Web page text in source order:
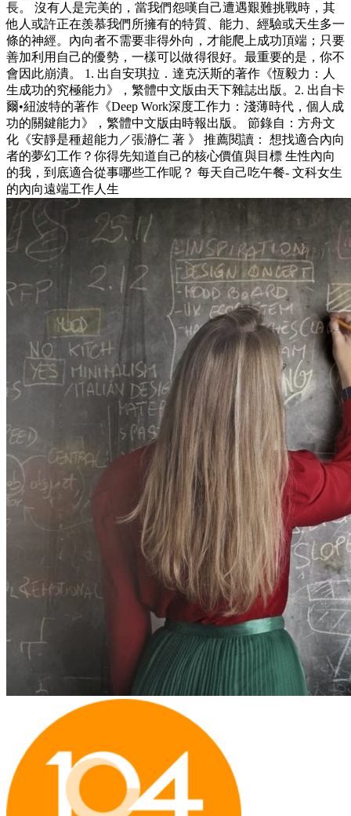
長。 沒有人是完美的，當我們怨嘆自己遭遇艱難挑戰時，其
他人或許正在羨慕我們所擁有的特質、能力、經驗或天生多一
條的神經。內向者不需要非得外向，才能爬上成功頂端；只要
善加利用自己的優勢，一樣可以做得很好。最重要的是，你不
會因此崩潰。 1. 出自安琪拉．達克沃斯的著作《恆毅力：人
生成功的究極能力》，繁體中文版由天下雜誌出版。2. 出自卡
爾•紐波特的著作《Deep Work深度工作力：淺薄時代，個人成
功的關鍵能力》，繁體中文版由時報出版。 節錄自：方舟文
化《安靜是種超能力／張瀞仁 著 》 推薦閱讀： 想找適合內向
者的夢幻工作？你得先知道自己的核心價值與目標 生性內向
的我，到底適合從事哪些工作呢？ 每天自己吃午餐- 文科女生
的內向遠端工作人生